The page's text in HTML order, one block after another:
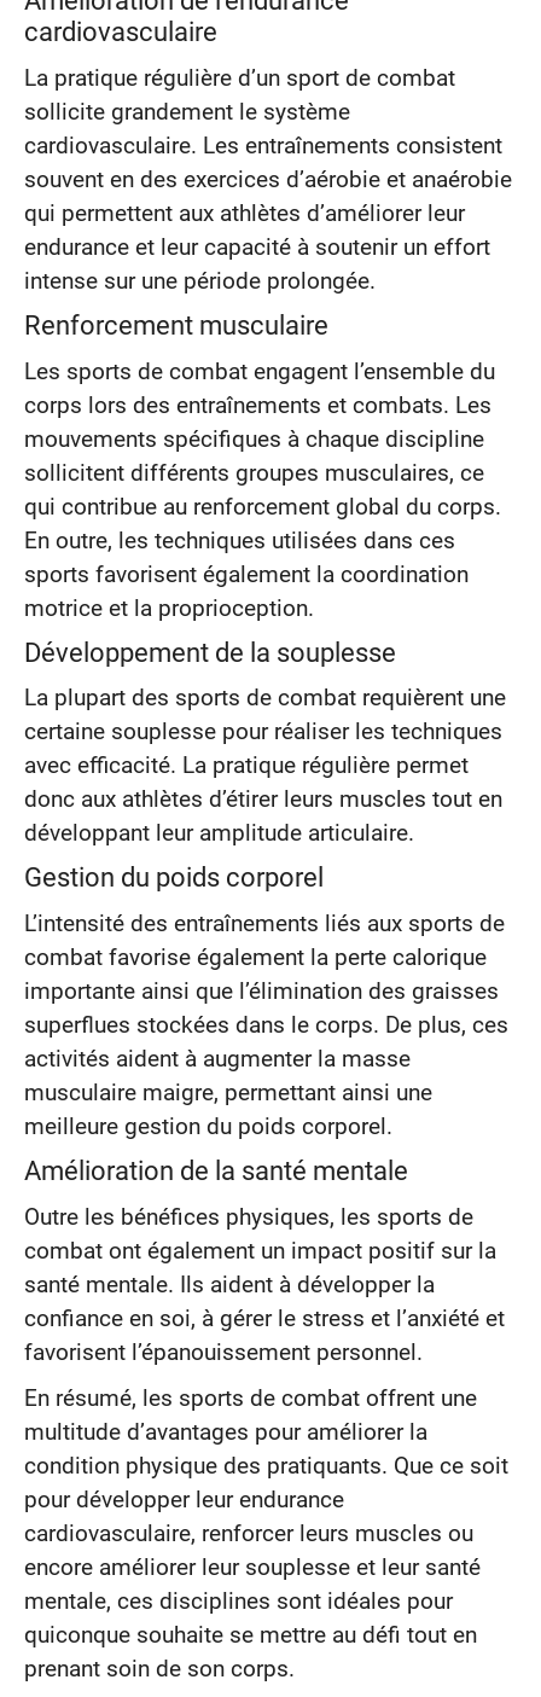
cardiovasculaire
La pratique régulière d’un sport de combat
sollicite grandement le système
cardiovasculaire. Les entraînements consistent
souvent en des exercices d’aérobie et anaérobie
qui permettent aux athlètes d’améliorer leur
endurance et leur capacité à soutenir un effort
intense sur une période prolongée.
Renforcement musculaire
Les sports de combat engagent l’ensemble du
corps lors des entraînements et combats. Les
mouvements spécifiques à chaque discipline
sollicitent différents groupes musculaires, ce
qui contribue au renforcement global du corps.
En outre, les techniques utilisées dans ces
sports favorisent également la coordination
motrice et la proprioception.
Développement de la souplesse
La plupart des sports de combat requièrent une
certaine souplesse pour réaliser les techniques
avec efficacité. La pratique régulière permet
donc aux athlètes d’étirer leurs muscles tout en
développant leur amplitude articulaire.
Gestion du poids corporel
L’intensité des entraînements liés aux sports de
combat favorise également la perte calorique
importante ainsi que l’élimination des graisses
superflues stockées dans le corps. De plus, ces
activités aident à augmenter la masse
musculaire maigre, permettant ainsi une
meilleure gestion du poids corporel.
Amélioration de la santé mentale
Outre les bénéfices physiques, les sports de
combat ont également un impact positif sur la
santé mentale. Ils aident à développer la
confiance en soi, à gérer le stress et l’anxiété et
favorisent l’épanouissement personnel.
En résumé, les sports de combat offrent une
multitude d’avantages pour améliorer la
condition physique des pratiquants. Que ce soit
pour développer leur endurance
cardiovasculaire, renforcer leurs muscles ou
encore améliorer leur souplesse et leur santé
mentale, ces disciplines sont idéales pour
quiconque souhaite se mettre au défi tout en
prenant soin de son corps.